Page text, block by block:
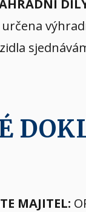
MAJITEL: